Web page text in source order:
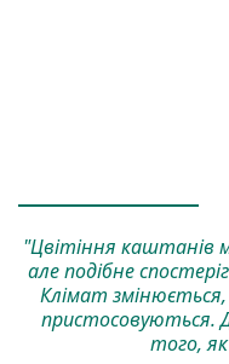
"Цвітіння каштанів
але подібне
Клімат
пристосовуються.
того,